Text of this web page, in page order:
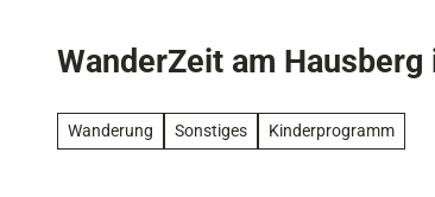
WanderZeit am
Wanderung Sonstiges Kinderprogramm